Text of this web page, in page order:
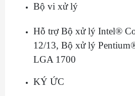
Bộ vi xử lý
Hỗ trợ Bộ xử lý Intel®
12/13, Bộ xử lý
LGA 1700
KÝ ỨC